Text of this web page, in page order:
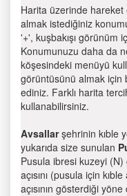
Harita üzerinde hareket
almak istediğiniz
'+', kuşbakışı görünüm
Konumunuzu daha da
köşesindeki menüyü
görüntüsünü almak için
ediniz. Farklı harita
kullanabilirsiniz.
Avsallarşehrinin kıble
yukarıda size sunulan
Pusula ibresi kuzeyi
açısını (pusula için kıble
açısının gösterdiği